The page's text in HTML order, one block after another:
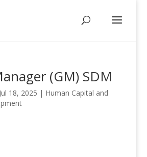
(GM) SDM
Jul 18, 2025 | Human Capital and